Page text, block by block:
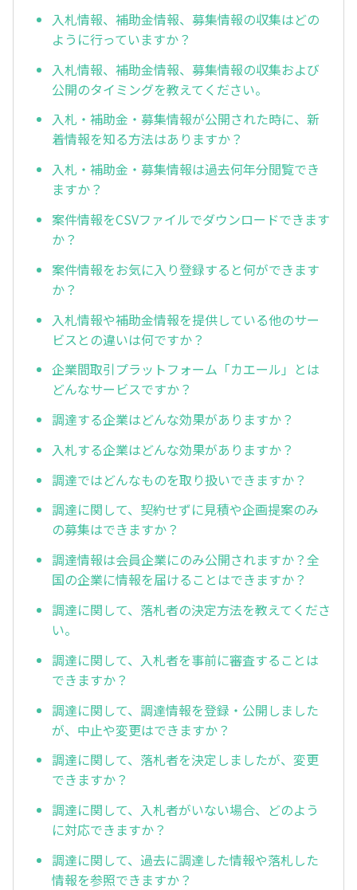
入札情報、補助金情報、募集情報の収集はどの
ように行っていますか？
入札情報、補助金情報、募集情報の収集および
公開のタイミングを教えてください。
入札・補助金・募集情報が公開された時に、新
着情報を知る方法はありますか？
入札・補助金・募集情報は過去何年分閲覧でき
ますか？
案件情報をCSVファイルでダウンロードできます
か？
案件情報をお気に入り登録すると何ができます
か？
入札情報や補助金情報を提供している他のサー
ビスとの違いは何ですか？
企業間取引プラットフォーム「カエール」とは
どんなサービスですか？
調達する企業はどんな効果がありますか？
入札する企業はどんな効果がありますか？
調達ではどんなものを取り扱いできますか？
調達に関して、契約せずに見積や企画提案のみ
の募集はできますか？
調達情報は会員企業にのみ公開されますか？全
国の企業に情報を届けることはできますか？
調達に関して、落札者の決定方法を教えてくださ
い。
調達に関して、入札者を事前に審査することは
できますか？
調達に関して、調達情報を登録・公開しました
が、中止や変更はできますか？
調達に関して、落札者を決定しましたが、変更
できますか？
調達に関して、入札者がいない場合、どのよう
に対応できますか？
調達に関して、過去に調達した情報や落札した
情報を参照できますか？